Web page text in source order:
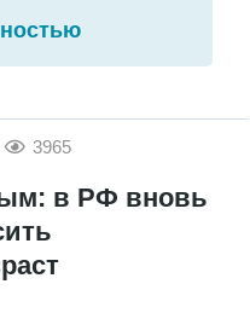
3965
в РФ вновь